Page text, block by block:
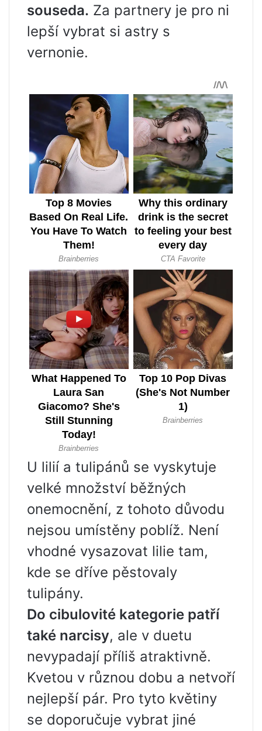
souseda. Za partnery je pro ni
lepší vybrat si astry s
vernonie.
U lilií a tulipánů se vyskytuje
velké množství běžných
onemocnění, z tohoto důvodu
nejsou umístěny poblíž. Není
vhodné vysazovat lilie tam,
kde se dříve pěstovaly
tulipány.
Do cibulovité kategorie patří
také narcisy, ale v duetu
nevypadají příliš atraktivně.
Kvetou v různou dobu a netvoří
nejlepší pár. Pro tyto květiny
se doporučuje vybrat jiné